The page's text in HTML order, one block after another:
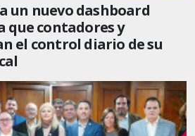
un nuevo dashboard
contadores y
el control diario de su